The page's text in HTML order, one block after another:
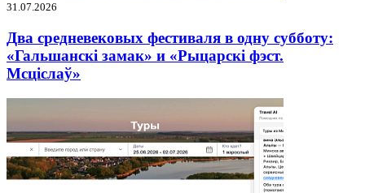
31.07.2026
Два средневековых фестиваля в одну субботу:
«Гальшанскі замак» и «Рыцарскі фэст.
Мсціслаў»